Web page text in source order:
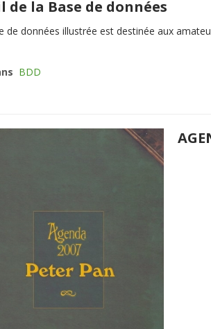
de la Base de données
de données illustrée est destinée aux
BDD